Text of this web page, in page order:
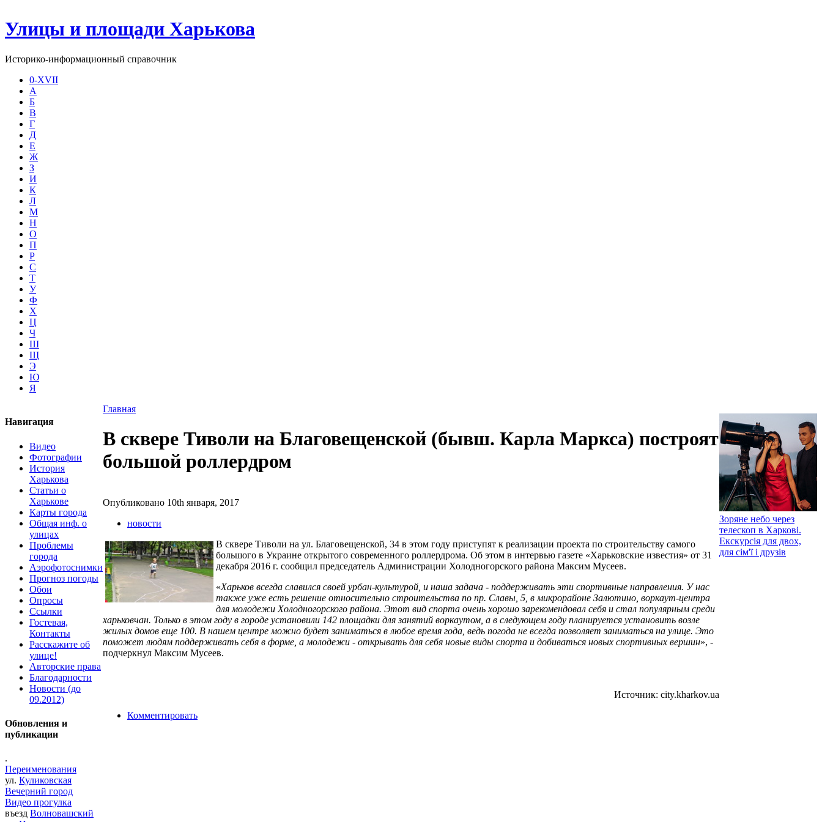
Улицы и площади Харькова
Историко-информационный справочник
0-XVII
А
Б
В
Г
Д
Е
Ж
З
И
К
Л
М
Н
О
П
Р
С
Т
У
Ф
Х
Ц
Ч
Ш
Щ
Э
Ю
Я
Навигация
Видео
Фотографии
История
Харькова
Статьи о
Харькове
Карты города
Общая инф. о
улицах
Проблемы
города
Аэрофотоснимки
Прогноз погоды
Обои
Опросы
Ссылки
Гостевая,
Контакты
Расскажите об
улице!
Авторские права
Благодарности
Новости (до
09.2012)
Обновления и
публикации
.
Переименования
ул. Куликовская
Вечерний город
Видео прогулка
въезд Волновашский
Главная
В сквере Тиволи на Благовещенской (бывш. Карла Маркса) построят
большой роллердром
Опубликовано 10th января, 2017
новости
В сквере Тиволи на ул. Благовещенской, 34 в этом году приступят к реализации проекта по строительству самого
большого в Украине открытого современного роллердрома. Об этом в интервью газете «Харьковские известия» от 31
декабря 2016 г. сообщил председатель Администрации Холодногорского района Максим Мусеев.
«Харьков всегда славился своей урбан-культурой, и наша задача - поддерживать эти спортивные направления. У нас
также уже есть решение относительно строительства по пр. Славы, 5, в микрорайоне Залютино, воркаут-центра
для молодежи Холодногорского района. Этот вид спорта очень хорошо зарекомендовал себя и стал популярным среди
харьковчан. Только в этом году в городе установили 142 площадки для занятий воркаутом, а в следующем году планируется установить возле
жилых домов еще 100. В нашем центре можно будет заниматься в любое время года, ведь погода не всегда позволяет заниматься на улице. Это
поможет людям поддерживать себя в форме, а молодежи - открывать для себя новые виды спорта и добиваться новых спортивных вершин», -
подчеркнул Максим Мусеев.
Источник: city.kharkov.ua
Комментировать
Зоряне небо через
телескоп в Харкові.
Екскурсія для двох,
для сім'ї і друзів